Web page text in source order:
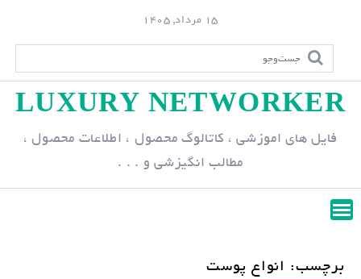
p
n
15 مرداد, 1405
LUXURY NETWORKER
فایل های اموزشی ، کاتالوگ محصول ، اطلاعات محصول ،
مطالب انگیزشی و . . .
برچسب: انواع پوست